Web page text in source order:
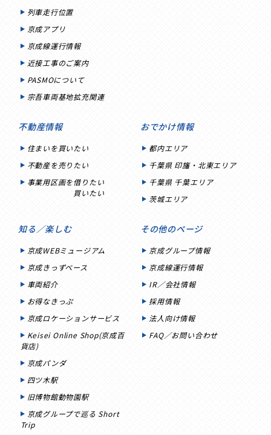
列車走行位置
京成アプリ
京成線運行情報
近接工事のご案内
PASMOについて
宗吾車両基地拡充関連
不動産情報
住まいを買いたい
不動産を売りたい
事業用区画を借りたい
買いたい
おでかけ情報
都内エリア
千葉県 印旛・北東エリア
千葉県 千葉エリア
茨城エリア
知る／楽しむ
京成WEBミュージアム
京成きっずベース
車両紹介
お得なきっぷ
京成ロケーションサービス
Keisei Online Shop(京成百
貨店)
京成パンダ
四ツ木駅
旧博物館動物園駅
京成グループで巡る Short
Trip
その他のページ
京成グループ情報
京成線運行情報
IR／会社情報
採用情報
法人向け情報
FAQ／お問い合わせ